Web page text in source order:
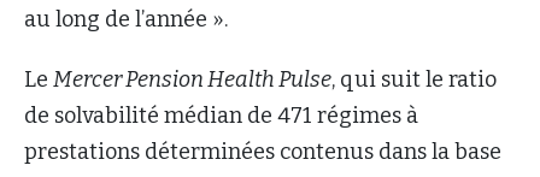
au long de l’année ».
Le Mercer Pension Health Pulse, qui suit le ratio
de solvabilité médian de 471 régimes à
prestations déterminées contenus dans la base